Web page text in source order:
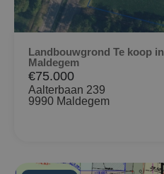
Landbouwgrond Te koop in
Maldegem
€75.000
Aalterbaan 239
9990 Maldegem